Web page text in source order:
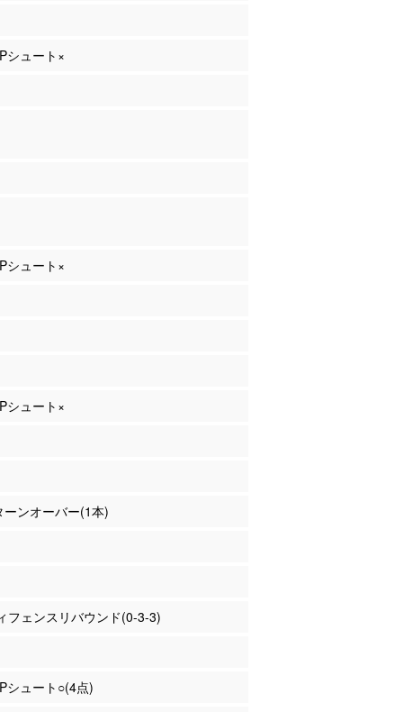
シュート×
シュート×
シュート×
ンオーバー(1本)
フェンスリバウンド(0-3-3)
シュート○(4点)